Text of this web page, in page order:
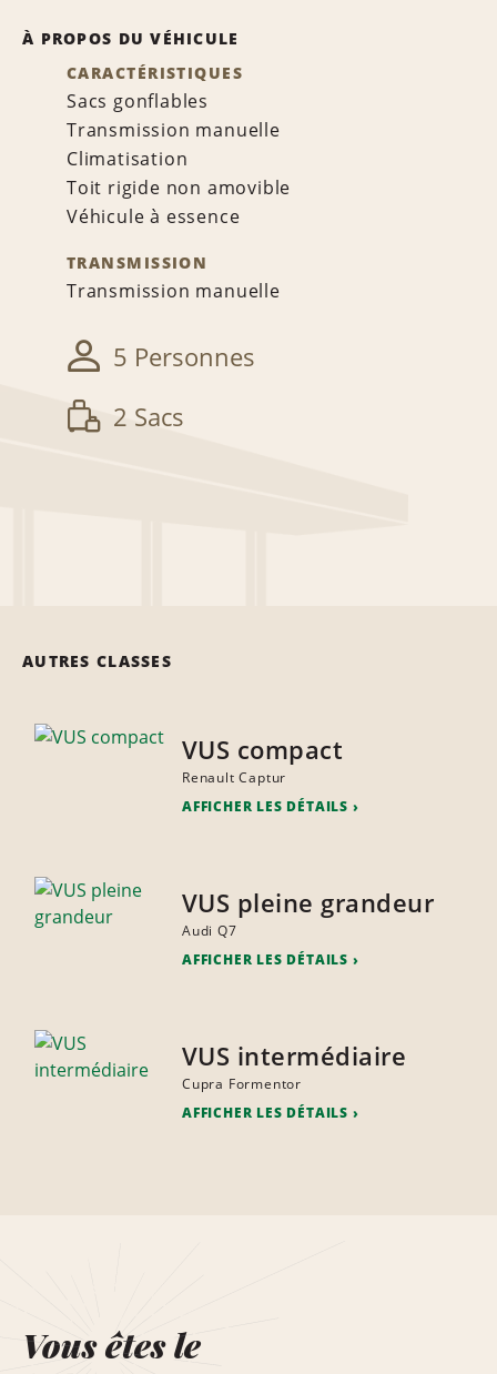
À PROPOS DU VÉHICULE
CARACTÉRISTIQUES
Sacs gonflables
Transmission manuelle
Climatisation
Toit rigide non amovible
Véhicule à essence
TRANSMISSION
Transmission manuelle
5 Personnes
2 Sacs
AUTRES CLASSES
VUS compact
Renault Captur
AFFICHER LES DÉTAILS
VUS pleine grandeur
Audi Q7
AFFICHER LES DÉTAILS
VUS intermédiaire
Cupra Formentor
AFFICHER LES DÉTAILS
Vous êtes le